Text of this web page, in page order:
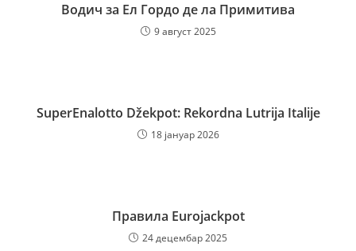
Водич за Ел Гордо де ла Примитива
9 август 2025
SuperEnalotto Džekpot: Rekordna Lutrija Italije
18 јануар 2026
Правила Eurojackpot
24 децембар 2025